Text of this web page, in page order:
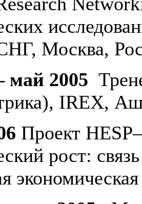
Москва,
2005
IREX,
Проект
рост: